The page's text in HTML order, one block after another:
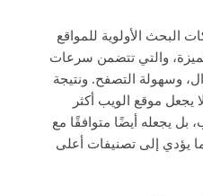
البحث الأولوية للمواقع
والتي تتضمن سرعات
وسهولة التصفح. ونتيجة
يجعل موقع الويب أكثر
يجعله أيضًا متوافقًا مع
يؤدي إلى تصنيفات أعلى